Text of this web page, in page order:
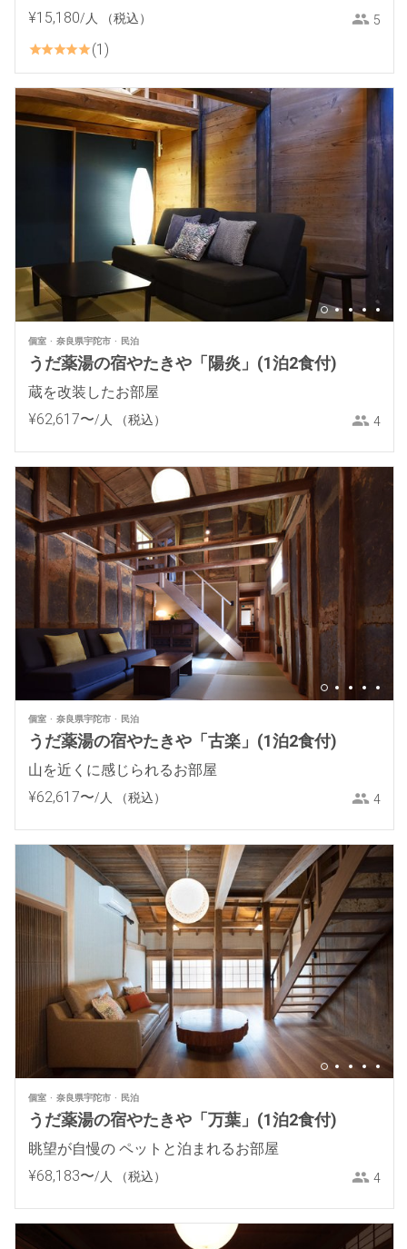
¥15,180/人 （税込） 5
1
個室 奈良県宇陀市 民泊
うだ薬湯の宿やたきや「陽炎」(1泊2食付)
蔵を改装したお部屋
¥62,617〜/人 （税込） 4
個室 奈良県宇陀市 民泊
うだ薬湯の宿やたきや「古楽」(1泊2食付)
山を近くに感じられるお部屋
¥62,617〜/人 （税込） 4
個室 奈良県宇陀市 民泊
うだ薬湯の宿やたきや「万葉」(1泊2食付)
眺望が自慢の ペットと泊まれるお部屋
¥68,183〜/人 （税込） 4